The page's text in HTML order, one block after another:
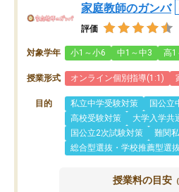
家庭教師のガンバ
評価
対象学年 小1～小6 中1～中3 高1
授業形式 オンライン個別指導(1:1)
目的 私立中学受験対策
国公立
高校受験対策
大学入学共
国公立2次試験対策
難関
総合型選抜・学校推薦型選
授業料の目安